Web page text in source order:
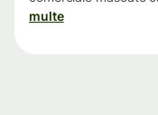
multe